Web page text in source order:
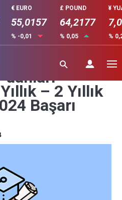
€ EURO
55,0157
% -0,01
£ POUND
64,2177
% 0,05
¥
%
Robotu
– 2 Yıllık
Başarı